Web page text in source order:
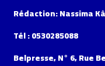
Rédaction: Nassima
Tél : 0530285088
Belpresse, N° 6, Rue